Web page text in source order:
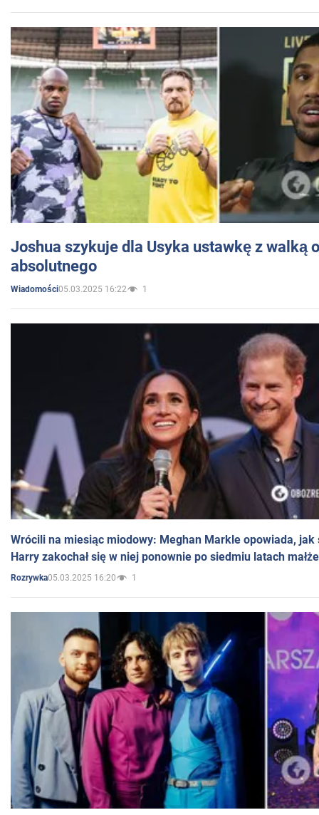
Joshua szykuje dla Usyka ustawkę z walką
absolutnego
Wiadomości05.03.2025 16:22 1
Wrócili na miesiąc miodowy: Meghan Markle opowiada, jak
Harry zakochał się w niej ponownie po siedmiu latach
Rozrywka05.03.2025 16:20 1